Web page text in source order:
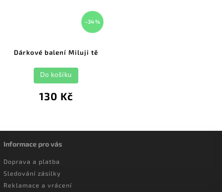
–34 %
Dárkové balení Miluji tě
130 Kč
Do košíku
Informace pro vás
Doprava a platba
Sledování zásilky
Reklamace a vrácení